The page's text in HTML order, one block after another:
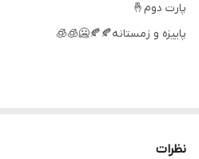
پارت دوم🤞
پاییزه و زمستانه🍂🍂🥶🧊🧊
نظرات